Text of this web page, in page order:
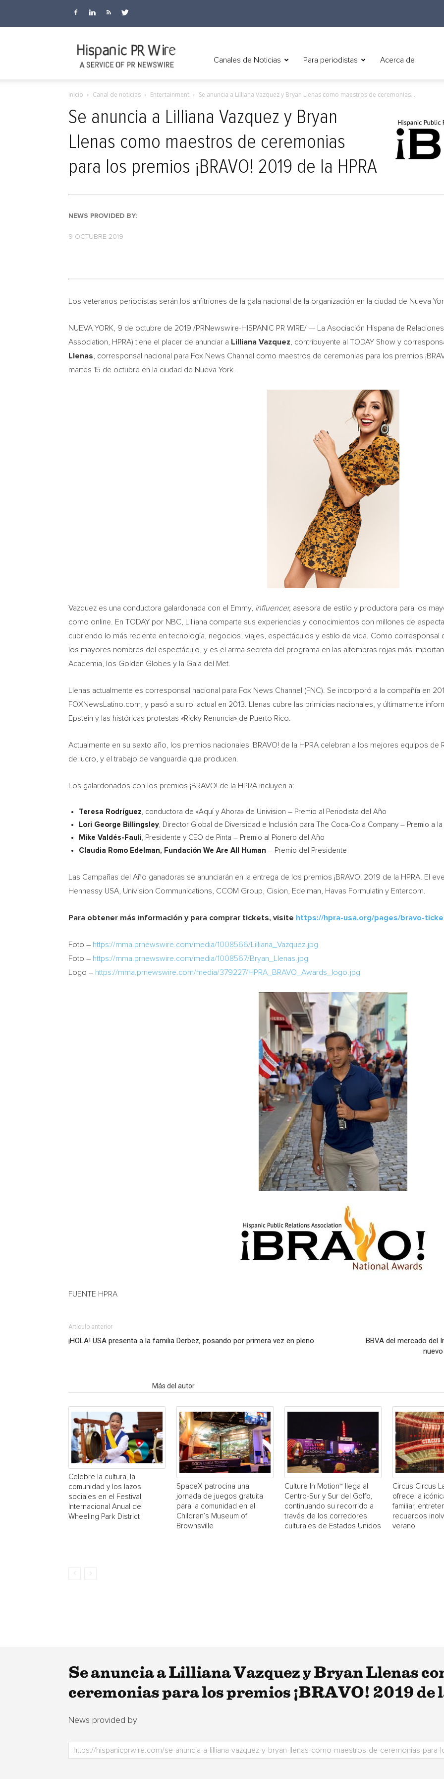
Canales de Noticias Para periodistas Acerca de
Inicio Canal de noticias Entertainment Se anuncia a Lilliana Vazquez y Bryan Llenas como maestros de ceremonias...
Se anuncia a Lilliana Vazquez y Bryan
Llenas como maestros de ceremonias
para los premios ¡BRAVO! 2019 de la HPRA
NEWS PROVIDED BY:
9 OCTUBRE 2019
Los veteranos periodistas serán los anfitriones de la gala nacional de la organización en la ciudad de Nueva
NUEVA YORK , 9 de octubre de 2019 /PRNewswire-HISPANIC PR WIRE/ — La Asociación Hispana de
Association, HPRA) tiene el placer de anunciar a Lilliana Vazquez , contribuyente al TODAY Show y
Llenas , corresponsal nacional para Fox News Channel como maestros de ceremonias para los premios
martes 15 de octubre en la ciudad de Nueva York
Vazquez es una conductora galardonada con el Emmy, influencer, asesora de estilo y productora para los
como online. En TODAY por NBC, Lilliana comparte sus experiencias y conocimientos con millones de
cubriendo lo más reciente en tecnología, negocios, viajes, espectáculos y estilo de vida. Como corresponsal
los mayores nombres del espectáculo, y es el arma secreta del programa en las alfombras rojas más
Academia, los Golden Globes y la Gala del Met.
Llenas actualmente es corresponsal nacional para Fox News Channel (FNC). Se incorporó a la compañía en
FOXNewsLatino.com, y pasó a su rol actual en 2013. Llenas cubre las primicias nacionales, y últimamente
Epstein y las históricas protestas «Ricky Renuncia» de Puerto Rico
Actualmente en su sexto año, los premios nacionales ¡BRAVO! de la HPRA celebran a los mejores equipos de
de lucro, y el trabajo de vanguardia que producen.
Los galardonados con los premios ¡BRAVO! de la HPRA incluyen a:
Teresa Rodríguez, conductora de «Aquí y Ahora» de Univision – Premio al Periodista del Año
Lori George Billingsley, Director Global de Diversidad e Inclusión para The Coca-Cola Company – Premio a
Mike Valdés-Fauli, Presidente y CEO de Pinta – Premio al Pionero del Año
Claudia Romo Edelman, Fundación We Are All Human – Premio del Presidente
Las Campañas del Año ganadoras se anunciarán en la entrega de los premios ¡BRAVO! 2019 de la HPRA. El
Hennessy USA , Univision Communications, CCOM Group, Cision, Edelman, Havas Formulatin y Entercom.
Para obtener más información y para comprar tickets, visite https://hpra-usa.org/pages/bravo-
Foto – https://mma.prnewswire.com/media/1008566/Lilliana_Vazquez.jpg
Foto – https://mma.prnewswire.com/media/1008567/Bryan_Llenas.jpg
Logo – https://mma.prnewswire.com/media/379227/HPRA_BRAVO_Awards_logo.jpg
FUENTE HPRA
Artículo anterior
¡HOLA! USA presenta a la familia Derbez, posando por primera vez en pleno
BBVA del mercado del
Más del autor
Celebre la cultura, la
comunidad y los lazos
sociales en el Festival
Internacional Anual del
Wheeling Park District
SpaceX patrocina una
jornada de juegos gratuita
para la comunidad en el
Children’s Museum of
Brownsville
Culture In Motion™ llega al
Centro-Sur y Sur del Golfo,
continuando su recorrido a
través de los corredores
culturales de Estados Unidos
Circus Circus
ofrece la
familiar,
recuerdos
verano
Se anuncia a Lilliana Vazquez y Bryan Llenas
ceremonias para los premios ¡BRAVO! 2019 de
News provided by: